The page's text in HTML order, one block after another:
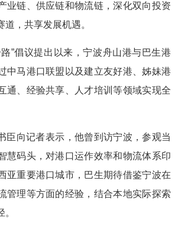
业链、供应链和物流链，深化双向投资
，共享发展机遇。
”倡议提出以来，宁波舟山港与巴生港
中马港口联盟以及建立友好港、姊妹港
通、经验共享、人才培训等领域实现全
臣向记者表示，他曾到访宁波，参观当
慧码头，对港口运作效率和物流体系印
亚重要港口城市，巴生期待借鉴宁波在
管理等方面的经验，结合本地实际探索